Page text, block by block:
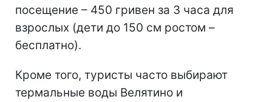
посещение – 450 гривен за 3 часа для
взрослых (дети до 150 см ростом –
бесплатно).
Кроме того, туристы часто выбирают
термальные воды Велятино и